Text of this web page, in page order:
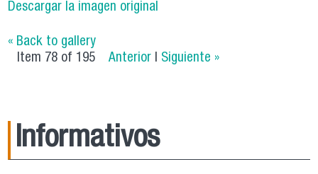
Descargar la imagen original
« Back to gallery
Item 78 of 195
Anterior | Siguiente »
Informativos